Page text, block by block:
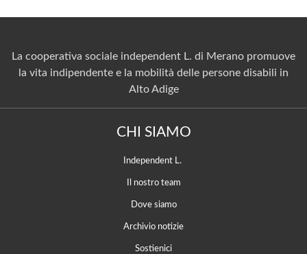
La cooperativa sociale independent L. di Merano promuove
la vita indipendente e la mobilità delle persone disabili in
Alto Adige
CHI SIAMO
Independent L.
Il nostro team
Dove siamo
Archivio notizie
Sostienici